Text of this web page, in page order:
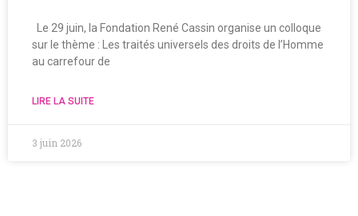
Le 29 juin, la Fondation René Cassin organise un colloque
sur le thème : Les traités universels des droits de l’Homme
au carrefour de
LIRE LA SUITE
3 juin 2026